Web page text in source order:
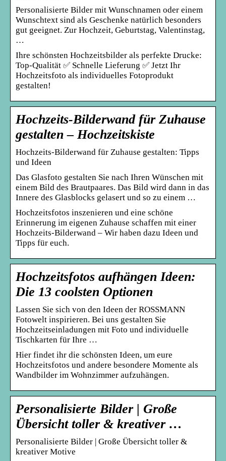
Personalisierte Bilder mit Wunschnamen oder einem
Wunschtext sind als Geschenke natürlich besonders
gut geeignet. Zur Hochzeit, Geburtstag, Valentinstag,
…
Ihre schönsten Hochzeitsbilder als perfekte Drucke:
Top-Qualität ✅ Schnelle Lieferung ✅ Jetzt Ihr
Hochzeitsfoto als individuelles Fotoprodukt
gestalten!
Hochzeits-Bilderwand für Zuhause
gestalten – Hochzeitskiste
Hochzeits-Bilderwand für Zuhause gestalten: Tipps
und Ideen
Das Glasfoto gestalten Sie nach Ihren Wünschen mit
einem Bild des Brautpaares. Das Bild wird dann in das
Innere des Glasblocks gelasert und so zu einem …
Hochzeitsfotos inszenieren und eine schöne
Erinnerung im eigenen Zuhause schaffen mit einer
Hochzeits-Bilderwand – Wir haben dazu Ideen und
Tipps für euch.
Hochzeitsfotos aufhängen Ideen:
Die 13 coolsten Optionen
Lassen Sie sich von den Ideen der ROSSMANN
Fotowelt inspirieren. Bei uns gestalten Sie
Hochzeitseinladungen mit Foto und individuelle
Tischkarten für Ihre …
Hier findet ihr die schönsten Ideen, um eure
Hochzeitsfotos und andere besondere Momente als
Wandbilder im Wohnzimmer aufzuhängen.
Personalisierte Bilder | Große
Übersicht toller & kreativer …
Personalisierte Bilder | Große Übersicht toller &
kreativer Motive